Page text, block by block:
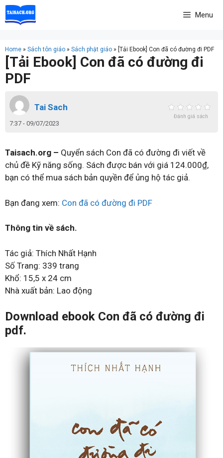
Skip
to
Menu
Home » Sách tôn giáo » Sách phật giáo » [Tải Ebook] Con đã có đường đi PDF
[Tải Ebook] Con đã có đường đi
PDF
Tai Sach
7:37 - 09/07/2023
Đánh giá sách
Taisach.org – Quyển sách Con đã có đường đi viết về
chủ đề Kỹ năng sống. Sách được bán với giá 124.000₫,
bạn có thể mua sách bản quyền để ủng hộ tác giả.
Bạn đang xem: Con đã có đường đi PDF
Thông tin về sách.
Tác giả: Thích Nhất Hạnh
Số Trang: 339 trang
Khổ: 15,5 x 24 cm
Nhà xuất bản: Lao động
Download ebook Con đã có đường đi
pdf.